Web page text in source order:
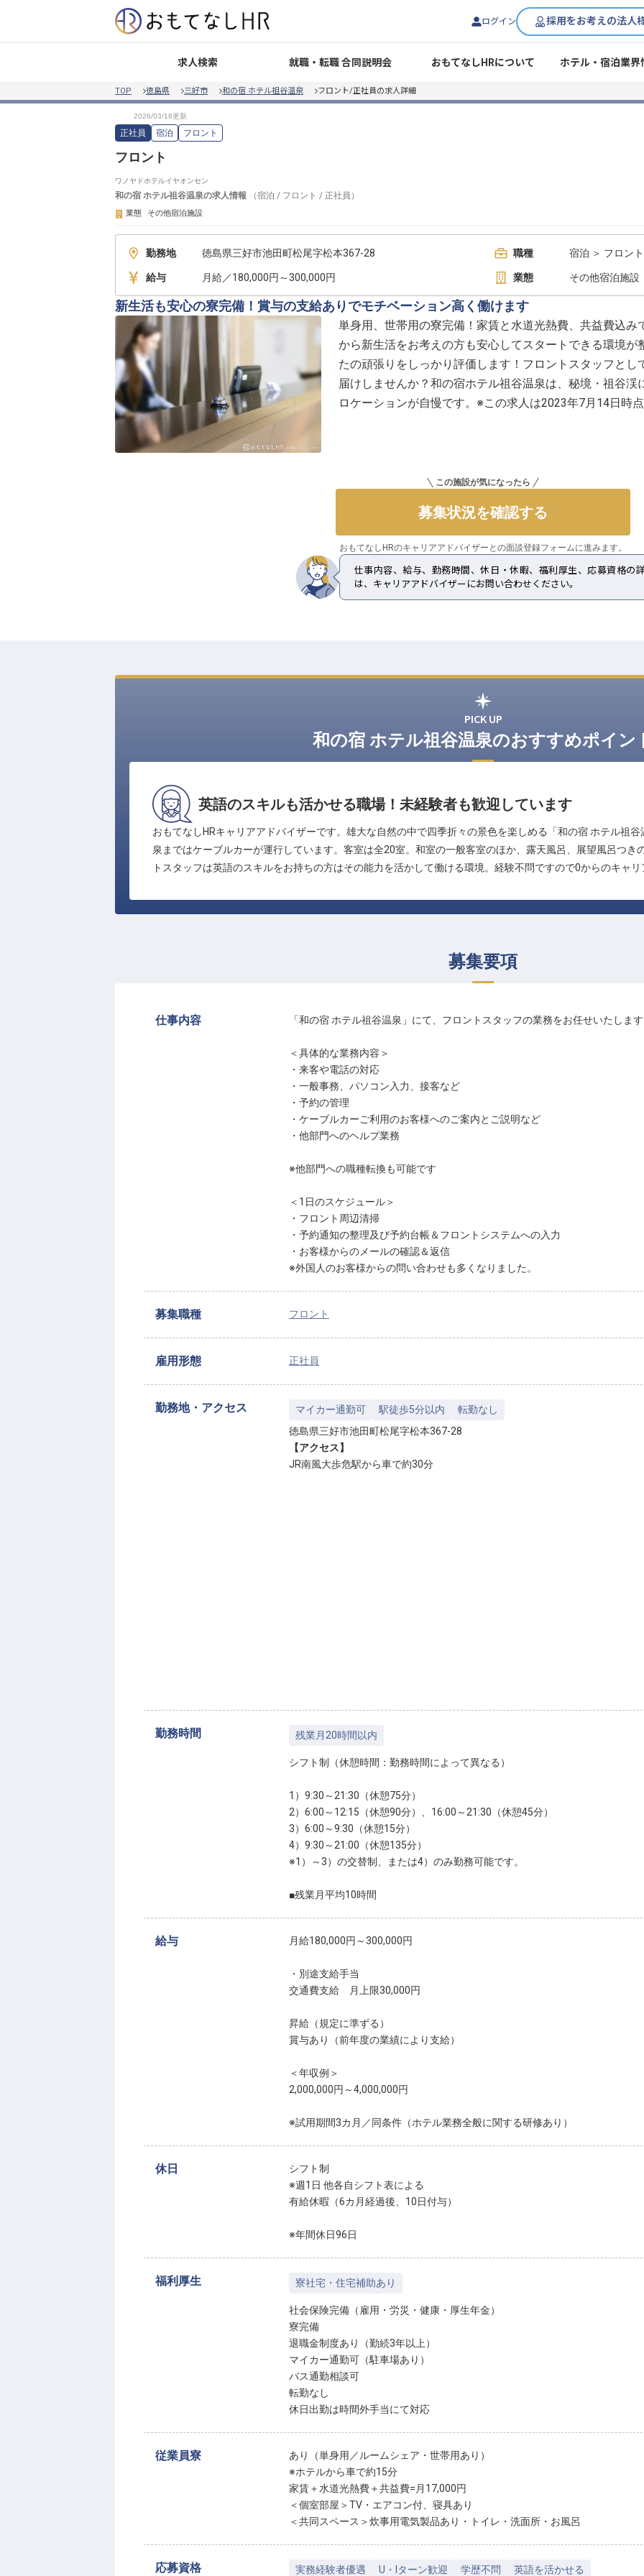
ログイン 採用をお考えの法人
求人検索 就職・転職 合同説明会 おもてなしHRについて ホテル・宿泊業界
TOP 徳島県 三好市 和の宿 ホテル祖谷温泉 フロント/正社員の求人詳細
正社員 宿泊 フロント
フロント
ワノヤドホテルイヤオンセン
和の宿 ホテル祖谷温泉の求人情報 （宿泊 / フロント / 正社員 ）
業態 その他宿泊施設
勤務地 徳島県三好市池田町松尾字松本367-28 職種 宿泊 ＞ フロント
給与 月給／180,000円～300,000円 業態 その他宿泊施設
新生活も安心の寮完備！賞与の支給ありでモチベーション高く働けます
単身用、世帯用の寮完備！家賃と水道光熱費、共益費込
から新生活をお考えの方も安心してスタートできる環境
たの頑張りをしっかり評価します！フロントスタッフと
届けしませんか？和の宿ホテル祖谷温泉は、秘境・祖谷
ロケーションが自慢です。※この求人は2023年7月14日時
この施設が気になったら
募集状況を確認する
おもてなしHRのキャリアアドバイザーとの面談登録フォームに進みます。
仕事内容、給与、勤務時間、休日・休暇、福利厚生、応募資格の
は、キャリアアドバイザーにお問い合わせください。
PICK UP
和の宿 ホテル祖谷温泉のおすすめポイン
英語のスキルも活かせる職場！未経験者も歓迎しています
おもてなしHRキャリアアドバイザーです。雄大な自然の中で四季折々の景色を楽しめる「和の宿 ホテル祖
泉まではケーブルカーが運行しています。客室は全20室。和室の一般客室のほか、露天風呂、展望風呂つき
トスタッフは英語のスキルをお持ちの方はその能力を活かして働ける環境。経験不問ですので0からのキャ
募集要項
仕事内容 「和の宿 ホテル祖谷温泉」にて、フロントスタッフの業務をお任せいたしま
＜具体的な業務内容＞
・来客や電話の対応
・一般事務、パソコン入力、接客など
・予約の管理
・ケーブルカーご利用のお客様へのご案内とご説明など
・他部門へのヘルプ業務
※他部門への職種転換も可能です
＜1日のスケジュール＞
・フロント周辺清掃
・予約通知の整理及び予約台帳＆フロントシステムへの入力
・お客様からのメールの確認＆返信
※外国人のお客様からの問い合わせも多くなりました。
募集職種 フロント
雇用形態 正社員
勤務地・アクセス マイカー通勤可 駅徒歩5分以内
転勤なし
徳島県三好市池田町松尾字松本367-28
【アクセス】
JR南風大歩危駅から車で約30分
勤務時間 残業月20時間以内
シフト制（休憩時間：勤務時間によって異なる）
1）9:30～21:30（休憩75分）
2）6:00～12:15（休憩90分）、16:00～21:30（休憩45分）
3）6:00～9:30（休憩15分）
4）9:30～21:00（休憩135分）
※1）～3）の交替制、または4）のみ勤務可能です。
■残業月平均10時間
給与 月給180,000円～300,000円
・別途支給手当
交通費支給 月上限30,000円
昇給（規定に準ずる）
賞与あり（前年度の業績により支給）
＜年収例＞
2,000,000円～4,000,000円
※試用期間3カ月／同条件（ホテル業務全般に関する研修あり）
休日
シフト制
※週1日 他各自シフト表による
有給休暇（6カ月経過後、10日付与）
※年間休日96日
福利厚生 寮社宅・住宅補助あり
社会保険完備（雇用・労災・健康・厚生年金）
寮完備
退職金制度あり（勤続3年以上）
マイカー通勤可（駐車場あり）
バス通勤相談可
転勤なし
休日出勤は時間外手当にて対応
従業員寮
あり（単身用／ルームシェア・世帯用あり）
※ホテルから車で約15分
家賃＋水道光熱費＋共益費=月17,000円
＜個室部屋＞TV・エアコン付、寝具あり
＜共同スペース＞炊事用電気製品あり・トイレ・洗面所・お風呂
応募資格 実務経験者優遇 U・Iターン歓迎 学歴不問 英語を活かせる